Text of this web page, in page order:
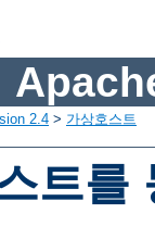
2.4 > 가상호스트
트를